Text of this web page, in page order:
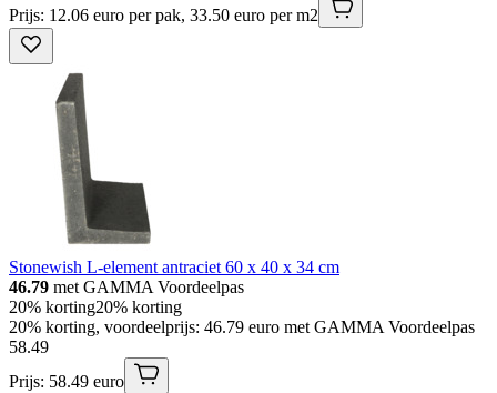
Prijs: 12.06 euro per pak, 33.50 euro per m2
Stonewish L-element antraciet 60 x 40 x 34 cm
46.79 met GAMMA Voordeelpas
20% korting20% korting
20% korting, voordeelprijs: 46.79 euro met GAMMA Voordeelpas
58.49
Prijs: 58.49 euro